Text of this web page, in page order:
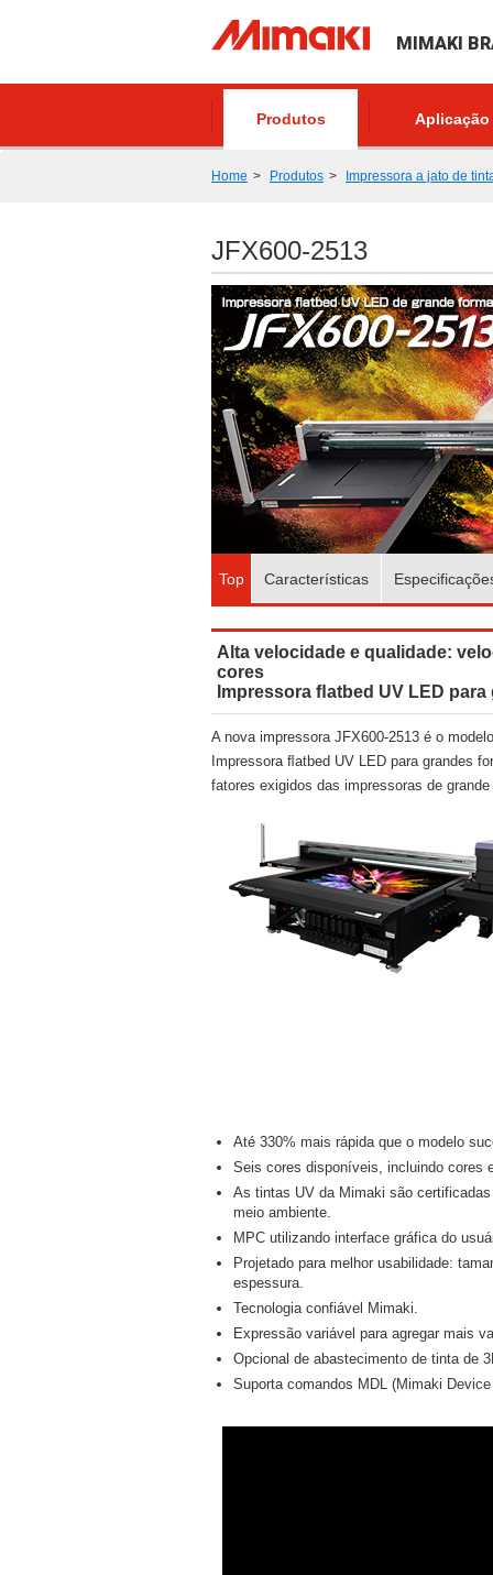
MIMAKI
Produtos Aplicação
Home Produtos Impressora a jato de
JFX600-2513
Top Características
Alta velocidade e qualidade:
cores
Impressora ﬂatbed UV LED
A nova impressora JFX600-2513 é o
Impressora ﬂatbed UV LED para grandes
fatores exigidos das impressoras de
Até 330% mais rápida que o modelo
Seis cores disponíveis, incluindo cores
As tintas UV da Mimaki são
meio ambiente.
MPC utilizando interface gráfica do
Projetado para melhor usabilidade:
espessura.
Tecnologia confiável Mimaki.
Expressão variável para agregar mais
Opcional de abastecimento de tinta de
Suporta comandos MDL (Mimaki